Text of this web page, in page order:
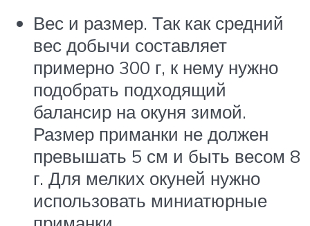
Вес и размер. Так как средний
вес добычи составляет
примерно 300 г, к нему нужно
подобрать подходящий
балансир на окуня зимой.
Размер приманки не должен
превышать 5 см и быть весом 8
г. Для мелких окуней нужно
использовать миниатюрные